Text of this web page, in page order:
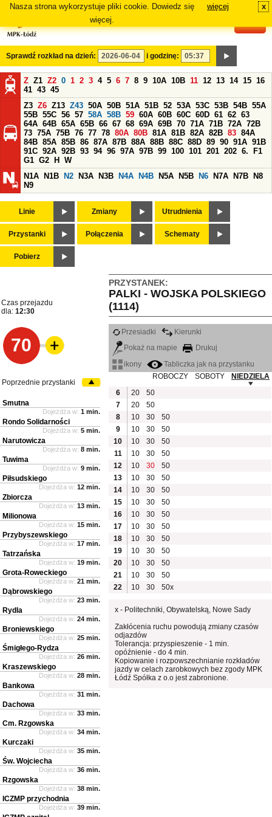
Nasza strona wykorzystuje pliki cookie. Dowiedz się
więcej.
więcej x
Sprawdź rozkład na dzień: i godzinę:
Z Z1 Z2 0 1 2 3 4 5 6 7 8 9 10A 10B 11 12 13 14 15 16
41 43 45
Z3 Z6 Z13 Z43 50A 50B 51A 51B 52 53A 53C 53B 54B 55A
55B 55C 56 57 58A 58B 59 60A 60B 60C 60D 61 62 63
64A 64B 65A 65B 66 67 68 69A 69B 70 71A 71B 72A 72B
73 75A 75B 76 77 78 80A 80B 81A 81B 82A 82B 83 84A
84B 85A 85B 86 87A 87B 88A 88B 88C 88D 89 90 91A 91B
91C 92A 92B 93 94 96 97A 97B 99 100 101 201 202 6.
F1
G1 G2 H
W
N1A
N1B N2 N3A N3B N4A N4B N5A N5B N6 N7A N7B
N8
N9
Linie Zmiany Utrudnienia
Przystanki Połączenia Schematy
Pobierz
PRZYSTANEK:
PALKI - WOJSKA POLSKIEGO
(1114)
Czas przejazdu
dla: 12:30
70
Przesiadki
Kierunki
Pokaż na mapie
Drukuj
ikony
Tabliczka jak na przystanku
ROBOCZY
SOBOTY
NIEDZIELA
6
20
50
7
20
50
8
10 30
50
9
10 30
50
10
10 30
50
11
10 30
50
12
10 30
50
13
10 30
50
14
10 30
50
15
10 30
50
16
10 30
50
17
10 30
50
18
10 30
50
19
10 30
50
20
10 30
50
21
10 30
50
22
10 30 50x
x - Politechniki, Obywatelską, Nowe Sady
Zakłócenia ruchu powodują zmiany czasów
odjazdów
Tolerancja: przyspieszenie - 1 min.
opóźnienie - do 4 min.
Kopiowanie i rozpowszechnianie rozkładów
jazdy w celach zarobkowych bez zgody MPK
Łódź Spółka z o.o jest zabronione.
Poprzednie przystanki
Smutna
Dojeżdża w: 1 min.
Rondo Solidarności
Dojeżdża w: 5 min.
Narutowicza
Dojeżdża w: 8 min.
Tuwima
Dojeżdża w: 9 min.
Piłsudskiego
Dojeżdża w: 12 min.
Zbiorcza
Dojeżdża w: 13 min.
Milionowa
Dojeżdża w: 15 min.
Przybyszewskiego
Dojeżdża w: 17 min.
Tatrzańska
Dojeżdża w: 19 min.
Grota-Roweckiego
Dojeżdża w: 21 min.
Dąbrowskiego
Dojeżdża w: 23 min.
Rydla
Dojeżdża w: 24 min.
Broniewskiego
Dojeżdża w: 25 min.
Śmigłego-Rydza
Dojeżdża w: 26 min.
Kraszewskiego
Dojeżdża w: 28 min.
Bankowa
Dojeżdża w: 31 min.
Dachowa
Dojeżdża w: 33 min.
Cm. Rzgowska
Dojeżdża w: 34 min.
Kurczaki
Dojeżdża w: 35 min.
Św. Wojciecha
Dojeżdża w: 36 min.
Rzgowska
Dojeżdża w: 38 min.
ICZMP przychodnia
Dojeżdża w: 39 min.